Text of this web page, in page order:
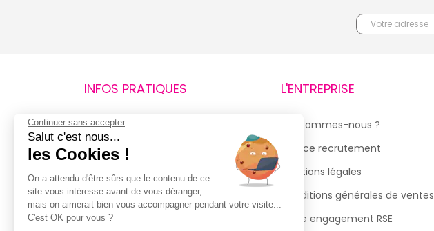
INFOS PRATIQUES
Retours et remboursements
Suivi de commande
Livraisons
Guide des tailles
Politique de confidentialité
L'ENTREPRISE
Qui sommes-nous ?
Espace recrutement
Mentions légales
Conditions générales de ventes
Notre engagement RSE
Continuer sans accepter
Salut c'est nous...
les Cookies !
On a attendu d'être sûrs que le contenu de ce
site vous intéresse avant de vous déranger,
mais on aimerait bien vous accompagner pendant votre visite...
C'est OK pour vous ?